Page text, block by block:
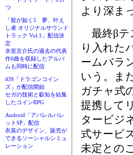
つ
「龍が如く5 夢、叶え
し者 オリジナルサウンド
トラック Vol.1」配信決
定
氷室京介氏の過去の代表
作6曲を収録したアルバ
ムも同時に配信
iOS「ドラゴンコイン
ズ」が配信開始
セガの技術と叡知を結集
したコインRPG
Android「アパレルパレ
ットSP」配信
衣装のデザイン、販売が
できるソーシャルシミュ
レーション
より深ま
最終βテ
り入れた
ームバラ
いう。ま
ガチャ式
提携して
タービジ
式サービ
未定との